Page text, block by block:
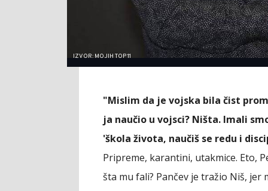
IZVOR: MOJIH TOP 11
"Mislim da je vojska bila čist
ja naučio u vojsci? Ništa. Imali
'škola života, naučiš se redu i
Pripreme, karantini, utakmice. Eto,
šta mu fali? Pančev je tražio Niš, jer